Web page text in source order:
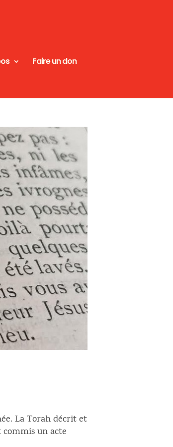
Faire un don
La Torah décrit et
commis un acte